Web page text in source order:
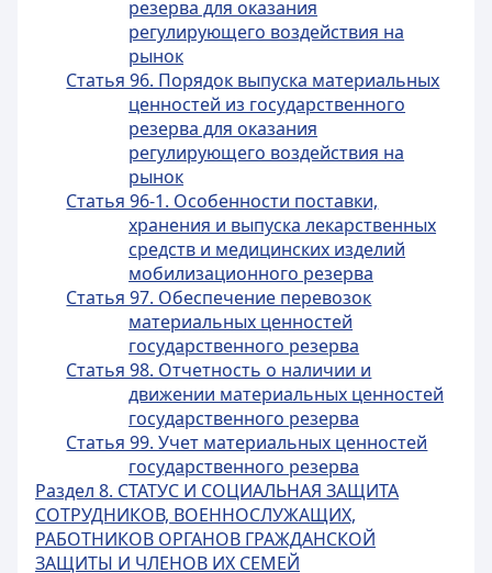
резерва для оказания
регулирующего воздействия на
рынок
Статья 96. Порядок выпуска материальных
ценностей из государственного
резерва для оказания
регулирующего воздействия на
рынок
Статья 96-1. Особенности поставки,
хранения и выпуска лекарственных
средств и медицинских изделий
мобилизационного резерва
Статья 97. Обеспечение перевозок
материальных ценностей
государственного резерва
Статья 98. Отчетность о наличии и
движении материальных ценностей
государственного резерва
Статья 99. Учет материальных ценностей
государственного резерва
Раздел 8. СТАТУС И СОЦИАЛЬНАЯ ЗАЩИТА
СОТРУДНИКОВ, ВОЕННОСЛУЖАЩИХ,
РАБОТНИКОВ ОРГАНОВ ГРАЖДАНСКОЙ
ЗАЩИТЫ И ЧЛЕНОВ ИХ СЕМЕЙ